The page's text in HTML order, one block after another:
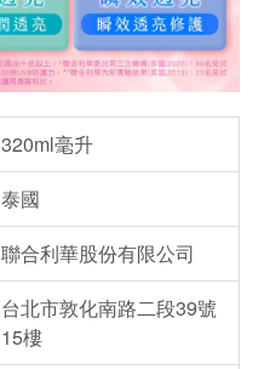
320ml毫升
泰國
聯合利華股份有限公司
台北市敦化南路二段39號
15樓